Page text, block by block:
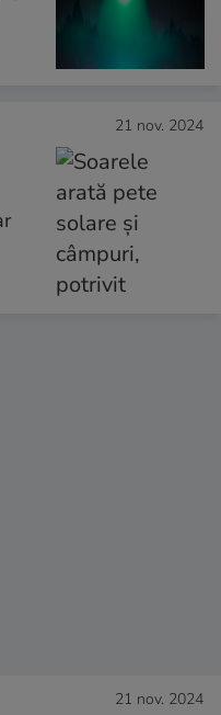
21 nov. 2024
21 nov. 2024